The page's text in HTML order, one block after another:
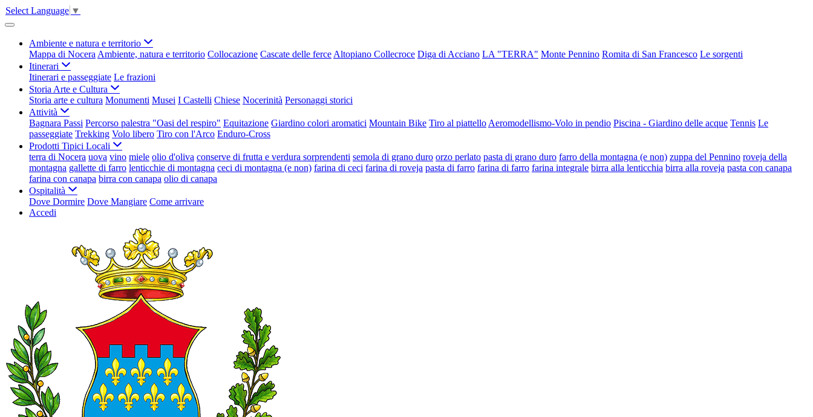
Select Language ▼
Ambiente e natura e territorio
Mappa di Nocera Ambiente, natura e territorio Collocazione Cascate delle ferce Altopiano Collecroce Diga di Acciano LA "TERRA" Monte Pennino Romita di San Francesco Le sorgenti
Itinerari
Itinerari e passeggiate Le frazioni
Storia Arte e Cultura
Storia arte e cultura Monumenti Musei I Castelli Chiese Nocerinità Personaggi storici
Attività
Bagnara Passi Percorso palestra "Oasi del respiro" Equitazione Giardino colori aromatici Mountain Bike Tiro al piattello Aeromodellismo-Volo in pendio Piscina - Giardino delle acque Tennis Le
passeggiate Trekking Volo libero Tiro con l'Arco Enduro-Cross
Prodotti Tipici Locali
terra di Nocera uova vino miele olio d'oliva conserve di frutta e verdura sorprendenti semola di grano duro orzo perlato pasta di grano duro farro della montagna (e non) zuppa del Pennino roveja della
montagna gallette di farro lenticchie di montagna ceci di montagna (e non) farina di ceci farina di roveja pasta di farro farina di farro farina integrale birra alla lenticchia birra alla roveja pasta con canapa
farina con canapa birra con canapa olio di canapa
Ospitalità
Dove Dormire Dove Mangiare Come arrivare
Accedi